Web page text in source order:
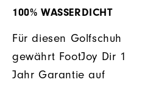
100% WASSERDICHT
Für diesen Golfschuh
gewährt FootJoy Dir 1
Jahr Garantie auf